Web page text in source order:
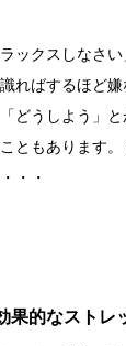
ラックスしなさ
ればするほど
どうしよう」
ともあります
・・
果的なストレ